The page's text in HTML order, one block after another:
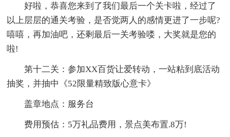
好啦，恭喜您来到了我们最后一个关卡啦，经过了
以上层层的通关考验，是否觉两人的感情更进了一步呢?
嘻嘻，再加油吧，还剩最后一关考验喽，大奖就是您的
啦!
第十二关：参加XX百货让爱转动，一站粘到底活动
抽奖，并抽中《52限量精致版心意卡》
盖章地点：服务台
费用预估：5万礼品费用，景点美布置.8万!